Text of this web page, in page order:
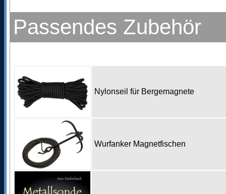
Passendes Zubehör
Nylonseil für Bergemagnete
Wurfanker Magnetfischen